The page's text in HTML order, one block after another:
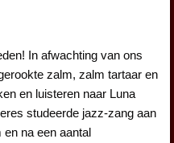
In afwachting van ons
zalm, zalm tartaar en
en luisteren naar Luna
studeerde jazz-zang aan
na een aantal